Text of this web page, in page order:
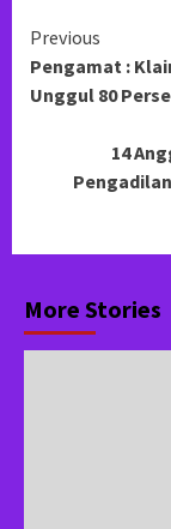
Continue
Reading
Previous
Pengamat :
Unggul 80
14
More Stories